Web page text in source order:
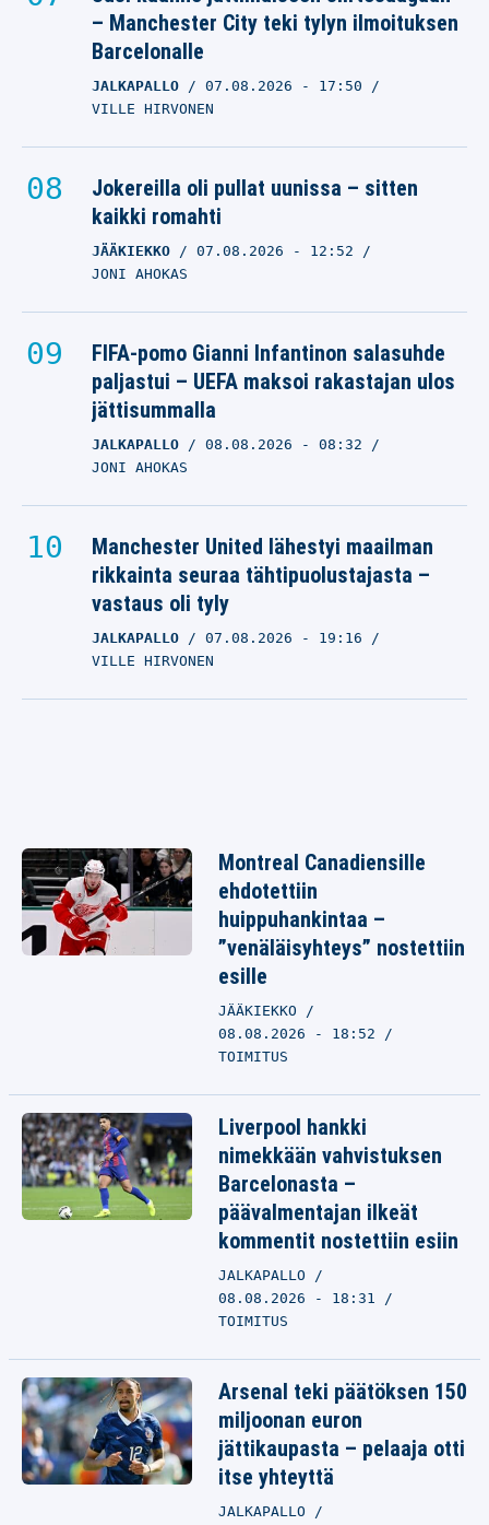
– Manchester City teki tylyn ilmoituksen
Barcelonalle
JALKAPALLO 07.08.2026 - 17:50
VILLE HIRVONEN
Jokereilla oli pullat uunissa – sitten
kaikki romahti
JÄÄKIEKKO 07.08.2026 - 12:52
JONI AHOKAS
FIFA-pomo Gianni Infantinon salasuhde
paljastui – UEFA maksoi rakastajan ulos
jättisummalla
JALKAPALLO 08.08.2026 - 08:32
JONI AHOKAS
Manchester United lähestyi maailman
rikkainta seuraa tähtipuolustajasta –
vastaus oli tyly
JALKAPALLO 07.08.2026 - 19:16
VILLE HIRVONEN
Montreal Canadiensille
ehdotettiin
huippuhankintaa –
”venäläisyhteys” nostettiin
esille
JÄÄKIEKKO
08.08.2026 - 18:52
TOIMITUS
Liverpool hankki
nimekkään vahvistuksen
Barcelonasta –
päävalmentajan ilkeät
kommentit nostettiin esiin
JALKAPALLO
08.08.2026 - 18:31
TOIMITUS
Arsenal teki päätöksen 150
miljoonan euron
jättikaupasta – pelaaja otti
itse yhteyttä
JALKAPALLO